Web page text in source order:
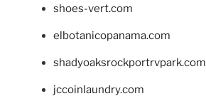
shoes-vert.com
elbotanicopanama.com
shadyoaksrockportrvpark.com
jccoinlaundry.com